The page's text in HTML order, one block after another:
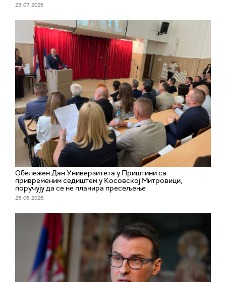
23. 07. 2026.
Обележен Дан Универзитета у Приштини са
привременим седиштем у Косовској Митровици,
поручују да се не планира пресељење
25. 06. 2026.